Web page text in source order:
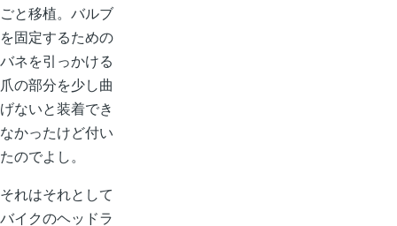
ごと移植。バルブ
を固定するための
バネを引っかける
爪の部分を少し曲
げないと装着でき
なかったけど付い
たのでよし。
それはそれとして
バイクのヘッドラ